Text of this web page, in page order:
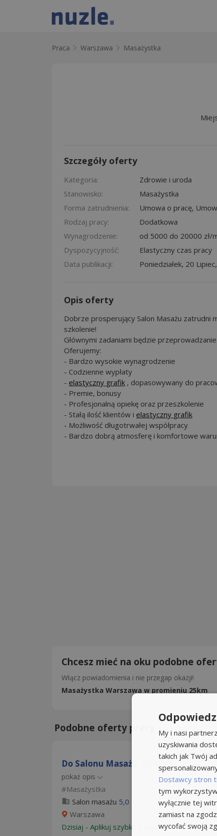
Praca Warszawa Masażystka
Szczegóły oferty
Kategoria:
Zdrowie i uroda
Stanowisko:
Masażystka
Forma zatrudnienia:
Umowa o pracę,
Rodzaj pracy:
Dodatkowa
Wynagrodzenie:
od 5000 do 20000 zł/
Dyspozycyjność:
Elastyczny czas pracy
Data publikacji:
Poniedziałek, 20
Opis oferty
Dobrze prosperujący Salon Masażu zatrudni
szkolenie!
Głównymi zadaniami będzie
Oferujemy:
- Bardzo wysokie wynagrodzenie
- Codzienne wypłaty
- elastyczny grafik , dopasowywany do
- Premie, bonusy
- Profesjonalną opiekę oraz przeszkolenie
- Stałą ilość klientów i elastyczny grafik
- Możliwość długotrwałej współpracy
- Bardzo dobrą atmosferę i komfortowe
Chcesz mieć na oku podobne
Włącz powiadomienia i nie przegap okazji!
Masażystka Warszawa w promieniu 25km
Podobne oferty pracy
Do Salonu Masażu
pokaż opis
Masażystka
Salon masażu 5,0
Warszawa
Dzisiaj - Aplikuj szybko z Nuzle
My i nasi
uzyskiwania
takich jak Twój
Dostawcy stron
tym
wyłącznie tej
zamiast na
wycofać swoją